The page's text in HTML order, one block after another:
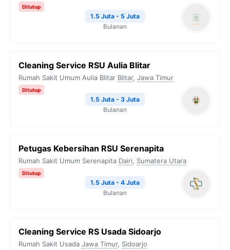
Ditutup
1.5 Juta - 5 Juta
Bulanan
Cleaning Service RSU Aulia Blitar
Rumah Sakit Umum Aulia Blitar Blitar, Jawa Timur
Ditutup
1.5 Juta - 3 Juta
Bulanan
Petugas Kebersihan RSU Serenapita
Rumah Sakit Umum Serenapita Dairi, Sumatera Utara
Ditutup
1.5 Juta - 4 Juta
Bulanan
Cleaning Service RS Usada Sidoarjo
Rumah Sakit Usada Jawa Timur, Sidoarjo